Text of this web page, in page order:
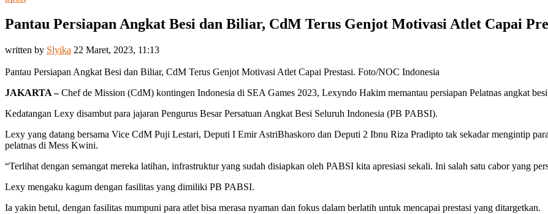
Pantau Persiapan Angkat Besi dan Biliar, CdM Terus Genjot Motivasi Atlet Capai
written by Slyika 22 Maret, 2023, 11:13
Pantau Persiapan Angkat Besi dan Biliar, CdM Terus Genjot Motivasi Atlet Capai Prestasi. Foto/NOC Indonesia
JAKARTA –Chef de Mission (CdM) kontingen Indonesia di SEA Games 2023, Lexyndo Hakim memantau persiapan Pelatnas angkat
Kedatangan Lexy disambut para jajaran Pengurus Besar Persatuan Angkat Besi Seluruh Indonesia (PB PABSI).
Lexy yang datang bersama Vice CdM Puji Lestari, Deputi I Emir AstriBhaskoro dan Deputi 2 Ibnu Riza Pradipto tak sekadar mengintip
pelatnas di Mess Kwini.
“Terlihat dengan semangat mereka latihan, infrastruktur yang sudah disiapkan oleh PABSI kita apresiasi sekali. Ini salah satu cabor yang
Lexy mengaku kagum dengan fasilitas yang dimiliki PB PABSI.
Ia yakin betul, dengan fasilitas mumpuni para atlet bisa merasa nyaman dan fokus dalam berlatih untuk mencapai prestasi yang ditargetkan.